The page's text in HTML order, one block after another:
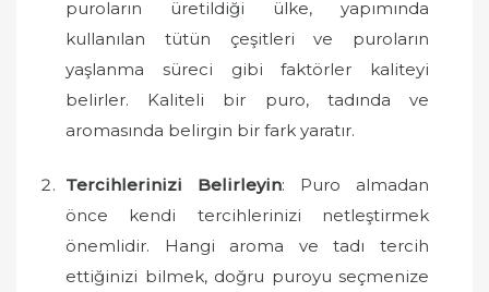
puroların üretildiği ülke, yapımında
kullanılan tütün çeşitleri ve puroların
yaşlanma süreci gibi faktörler kaliteyi
belirler. Kaliteli bir puro, tadında ve
aromasında belirgin bir fark yaratır.
Tercihlerinizi Belirleyin: Puro almadan
önce kendi tercihlerinizi netleştirmek
önemlidir. Hangi aroma ve tadı tercih
ettiğinizi bilmek, doğru puroyu seçmenize